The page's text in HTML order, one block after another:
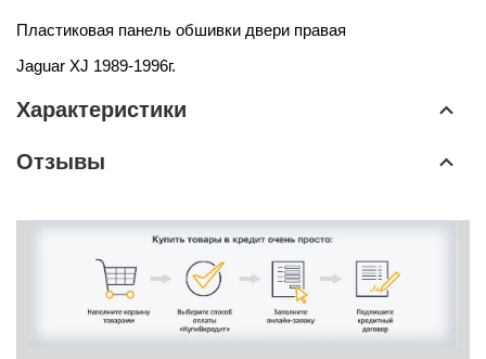
Пластиковая панель обшивки двери правая
Jaguar XJ 1989-1996г.
Характеристики
Отзывы